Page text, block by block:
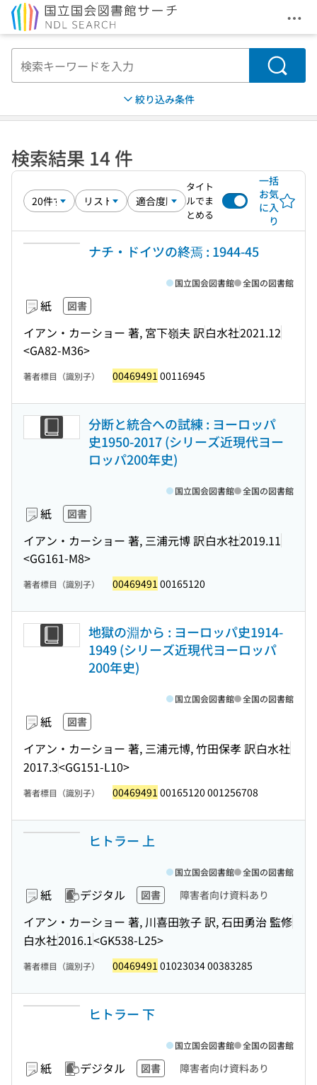
メ
検索
絞り込み条件
検索結果 14 件
タイト
ルでま
とめる
一括
お気
に入
り
ナチ・ドイツの終焉 : 1944-45
紙 図書
イアン・カーショー 著, 宮下嶺夫 訳白水社2021.12
<GA82-M36>
国立国会図書館 全国の図書館
著者標目（識別子） 00469491 00116945
分断と統合への試練 : ヨーロッパ
史1950-2017 (シリーズ近現代ヨー
ロッパ200年史)
紙 図書
イアン・カーショー 著, 三浦元博 訳白水社2019.11
<GG161-M8>
国立国会図書館 全国の図書館
著者標目（識別子） 00469491 00165120
地獄の淵から : ヨーロッパ史1914-
1949 (シリーズ近現代ヨーロッパ
200年史)
紙 図書
イアン・カーショー 著, 三浦元博, 竹田保孝 訳白水社
2017.3<GG151-L10>
国立国会図書館 全国の図書館
著者標目（識別子） 00469491 00165120 001256708
ヒトラー 上
紙 デジタル 図書 障害者向け資料あり
イアン・カーショー 著, 川喜田敦子 訳, 石田勇治 監修
白水社2016.1<GK538-L25>
国立国会図書館 全国の図書館
著者標目（識別子） 00469491 01023034 00383285
ヒトラー 下
紙 デジタル 図書 障害者向け資料あり
国立国会図書館 全国の図書館